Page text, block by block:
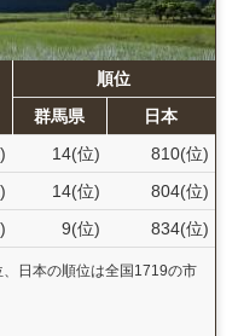
順位
群馬県
日本
14(位)
810(位)
14(位)
804(位)
9(位) 834(位)
日本の順位は全国1719の市